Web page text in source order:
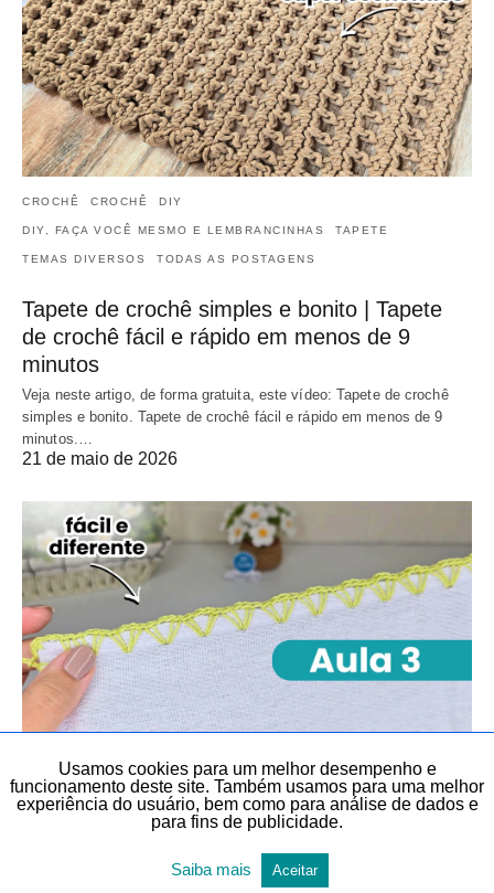
CROCHÊ CROCHÊ DIY
DIY, FAÇA VOCÊ MESMO E LEMBRANCINHAS TAPETE
TEMAS DIVERSOS TODAS AS POSTAGENS
Tapete de crochê simples e bonito | Tapete
de crochê fácil e rápido em menos de 9
minutos
Veja neste artigo, de forma gratuita, este vídeo: Tapete de crochê
simples e bonito. Tapete de crochê fácil e rápido em menos de 9
minutos.…
21 de maio de 2026
BICO EM PANO DE PRATO BICOS E BARRADOS CROCHÊ
CROCHÊ DIY DIY, FAÇA VOCÊ MESMO E LEMBRANCINHAS
SÉRIE BICOS PARA INICIANTES TEMAS DIVERSOS
Usamos cookies para um melhor desempenho e
funcionamento deste site. Também usamos para uma melhor
experiência do usuário, bem como para análise de dados e
para fins de publicidade.
Saiba mais Aceitar